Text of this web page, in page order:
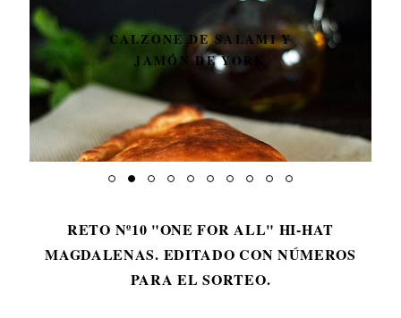
EJÉRCITO DE ARAÑAS
RETO Nº10 "ONE FOR ALL" HI-HAT
MAGDALENAS. EDITADO CON NÚMEROS
PARA EL SORTEO.